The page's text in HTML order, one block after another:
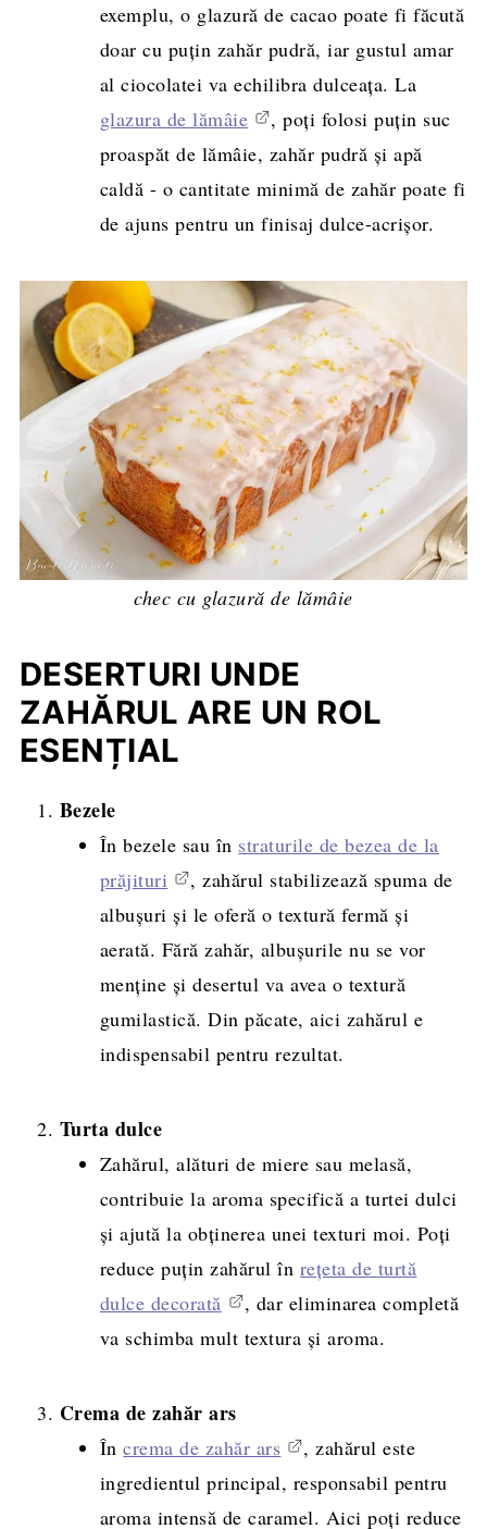
exemplu, o glazură de cacao poate fi făcută
doar cu puțin zahăr pudră, iar gustul amar
al ciocolatei va echilibra dulceața. La
glazura de lămâie
, poți folosi puțin suc
proaspăt de lămâie, zahăr pudră și apă
caldă - o cantitate minimă de zahăr poate fi
de ajuns pentru un finisaj dulce-acrișor.
chec cu glazură de lămâie
DESERTURI UNDE
ZAHĂRUL ARE UN ROL
ESENȚIAL
Bezele
În bezele sau în straturile de bezea de la
prăjituri
, zahărul stabilizează spuma de
albușuri și le oferă o textură fermă și
aerată. Fără zahăr, albușurile nu se vor
menține și desertul va avea o textură
gumilastică. Din păcate, aici zahărul e
indispensabil pentru rezultat.
Turta dulce
Zahărul, alături de miere sau melasă,
contribuie la aroma specifică a turtei dulci
și ajută la obținerea unei texturi moi. Poți
reduce puțin zahărul în rețeta de turtă
dulce decorată
, dar eliminarea completă
va schimba mult textura și aroma.
Crema de zahăr ars
Încrema de zahăr ars
, zahărul este
ingredientul principal, responsabil pentru
aroma intensă de caramel. Aici poți reduce